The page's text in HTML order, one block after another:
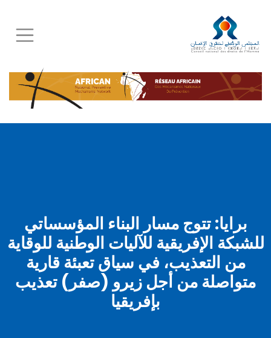
Skip
to
main
content
برايا: تتوج مسار البناء المؤسساتي
للشبكة الإفريقية للآليات الوطنية للوقاية
من التعذيب، في سياق تعبئة قارية
متواصلة من أجل زيرو (صفر) تعذيب
بإفريقيا